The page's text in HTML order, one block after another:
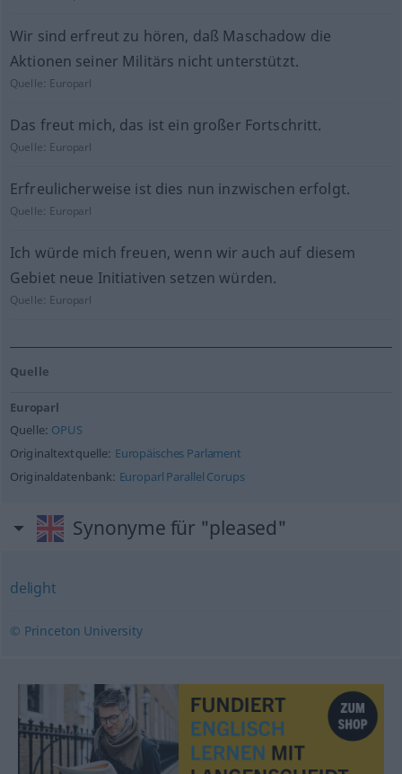
Wir sind erfreut zu hören, daß Maschadow die
Aktionen seiner Militärs nicht unterstützt.
Quelle: Europarl
Das freut mich, das ist ein großer Fortschritt.
Quelle: Europarl
Erfreulicherweise ist dies nun inzwischen erfolgt.
Quelle: Europarl
Ich würde mich freuen, wenn wir auch auf diesem
Gebiet neue Initiativen setzen würden.
Quelle: Europarl
Quelle
Europarl
Quelle: OPUS
Originaltextquelle: Europäisches Parlament
Originaldatenbank: Europarl Parallel Corups
Synonyme für "pleased"
delight
© Princeton University